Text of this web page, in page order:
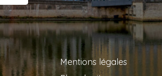
Mentions légales